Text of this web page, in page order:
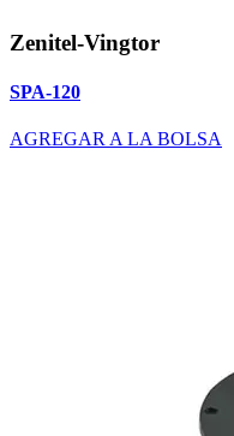
Zenitel-Vingtor
SPA-120
AGREGAR A LA BOLSA